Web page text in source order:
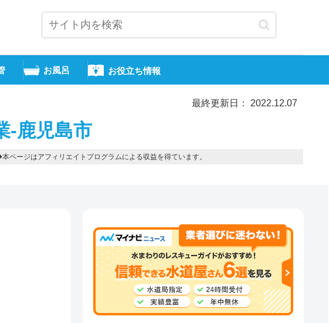
お風呂 お役立ち情報
最終更新日： 2022.12.07
-鹿児島市
ページはアフィリエイトプログラムによる収益を得ています。